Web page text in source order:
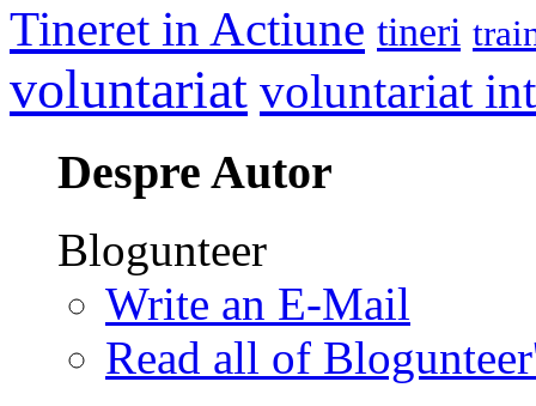
Tineret in Actiune tineri
voluntariat voluntariat
Despre Autor
Blogunteer
Write an E-Mail
Read all of